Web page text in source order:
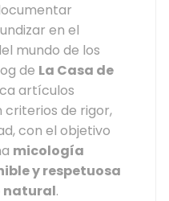
en el
mundo de los
de La Casa de
artículos
de rigor,
con el objetivo
micología
y respetuosa
natural.